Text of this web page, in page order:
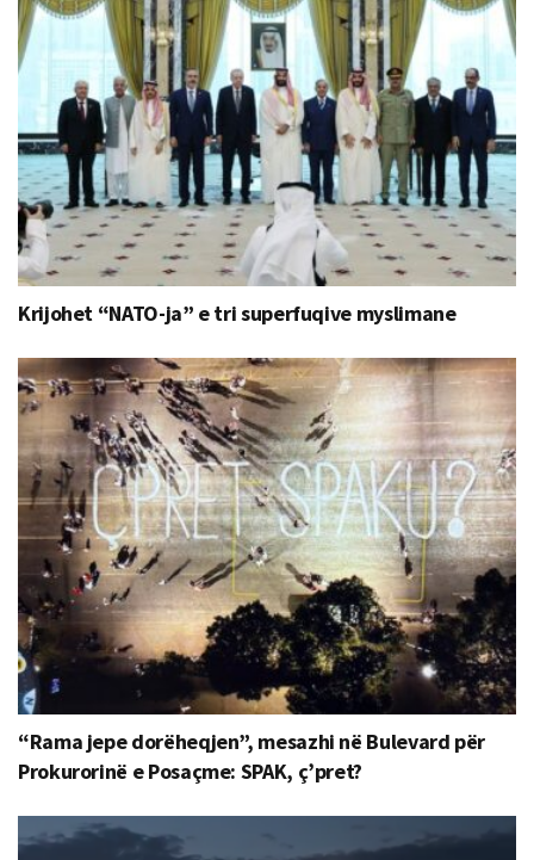
Krijohet “NATO-ja” e tri superfuqive myslimane
“Rama jepe dorëheqjen”, mesazhi në Bulevard për
Prokurorinë e Posaçme: SPAK, ç’pret?